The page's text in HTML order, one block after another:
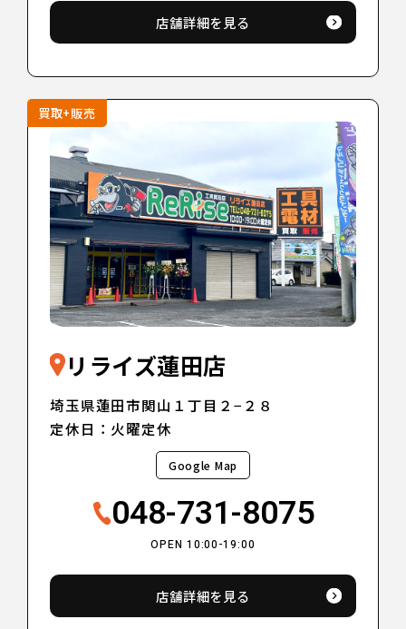
店舗詳細を見る
買取+販売
リライズ蓮田店
埼玉県蓮田市関山１丁目２−２８
定休日：火曜定休
Google Map
048-731-8075
OPEN 10:00-19:00
店舗詳細を見る